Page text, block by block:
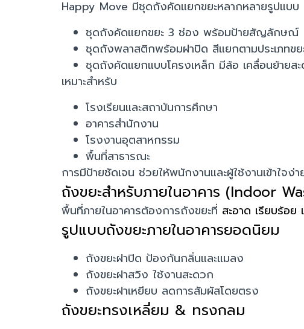
Happy Move มีชุดถังคัดแยกขยะหลากหลายรูปแบบ
ชุดถังคัดแยกขยะ 3 ช่อง พร้อมป้ายสัญลักษณ์
ชุดถังพลาสติกพร้อมฝาปิด สีแยกตามประเภทขย
ชุดถังคัดแยกแบบโครงเหล็ก มีล้อ เคลื่อนย้ายส
เหมาะสำหรับ
โรงเรียนและสถาบันการศึกษา
อาคารสำนักงาน
โรงงานอุตสาหกรรม
พื้นที่สาธารณะ
การมีป้ายชัดเจน ช่วยให้พนักงานและผู้ใช้งานเข้าใจ
ถังขยะสำหรับภายในอาคาร (Indoor
พื้นที่ภายในอาคารต้องการถังขยะที่ สะอาด เรียบร้อย
รูปแบบถังขยะภายในอาคารยอดนิยม
ถังขยะฝาปิด ป้องกันกลิ่นและแมลง
ถังขยะฝาสวิง ใช้งานสะดวก
ถังขยะฝาเหยียบ ลดการสัมผัสโดยตรง
ถังขยะทรงเหลี่ยม & ทรงกลม